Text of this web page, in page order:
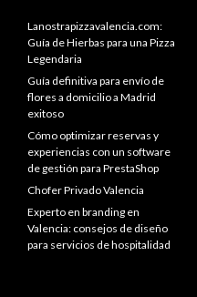
Lanostrapizzavalencia.com:
Guía de Hierbas para una Pizza
Legendaria
Guía definitiva para envío de
flores a domicilio a Madrid
exitoso
Cómo optimizar reservas y
experiencias con un software
de gestión para PrestaShop
Chofer Privado Valencia
Experto en branding en
Valencia: consejos de diseño
para servicios de hospitalidad